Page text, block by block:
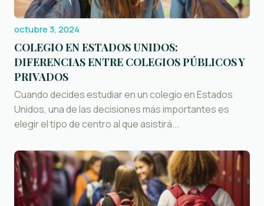
octubre 3, 2024
COLEGIO EN ESTADOS UNIDOS:
DIFERENCIAS ENTRE COLEGIOS PÚBLICOS Y
PRIVADOS
Cuando decides estudiar en un colegio en Estados
Unidos, una de las decisiones más importantes es
elegir el tipo de centro al que asistirá...